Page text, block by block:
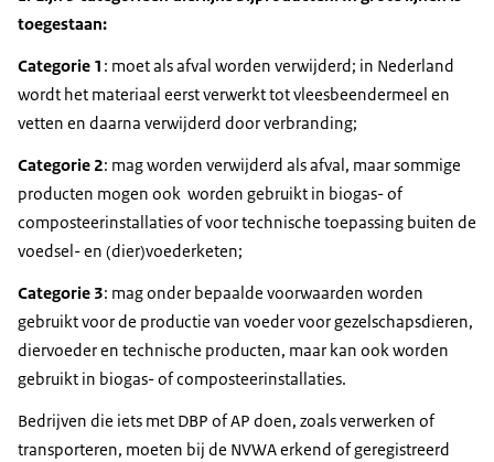
toegestaan:
Categorie 1 : moet als afval worden verwijderd; in Nederland
wordt het materiaal eerst verwerkt tot vleesbeendermeel en
vetten en daarna verwijderd door verbranding;
Categorie 2: mag worden verwijderd als afval, maar sommige
producten mogen ook worden gebruikt in biogas- of
composteerinstallaties of voor technische toepassing buiten de
voedsel- en (dier)voederketen;
Categorie 3: mag onder bepaalde voorwaarden worden
gebruikt voor de productie van voeder voor gezelschapsdieren,
diervoeder en technische producten, maar kan ook worden
gebruikt in biogas- of composteerinstallaties.
Bedrijven die iets met DBP of AP doen, zoals verwerken of
transporteren, moeten bij de NVWA erkend of geregistreerd